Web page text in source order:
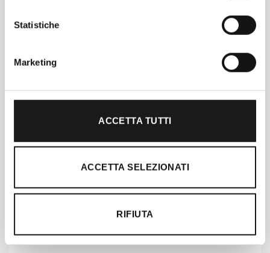
Statistiche
Marketing
ACCETTA TUTTI
ACCETTA SELEZIONATI
RIFIUTA
Chiedi ad un esperto
Davide di RRTrek
CONTATTA